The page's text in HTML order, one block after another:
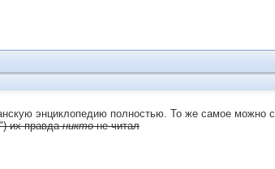
энциклопедию полностью. То же самое можно
их правданиктоне читал